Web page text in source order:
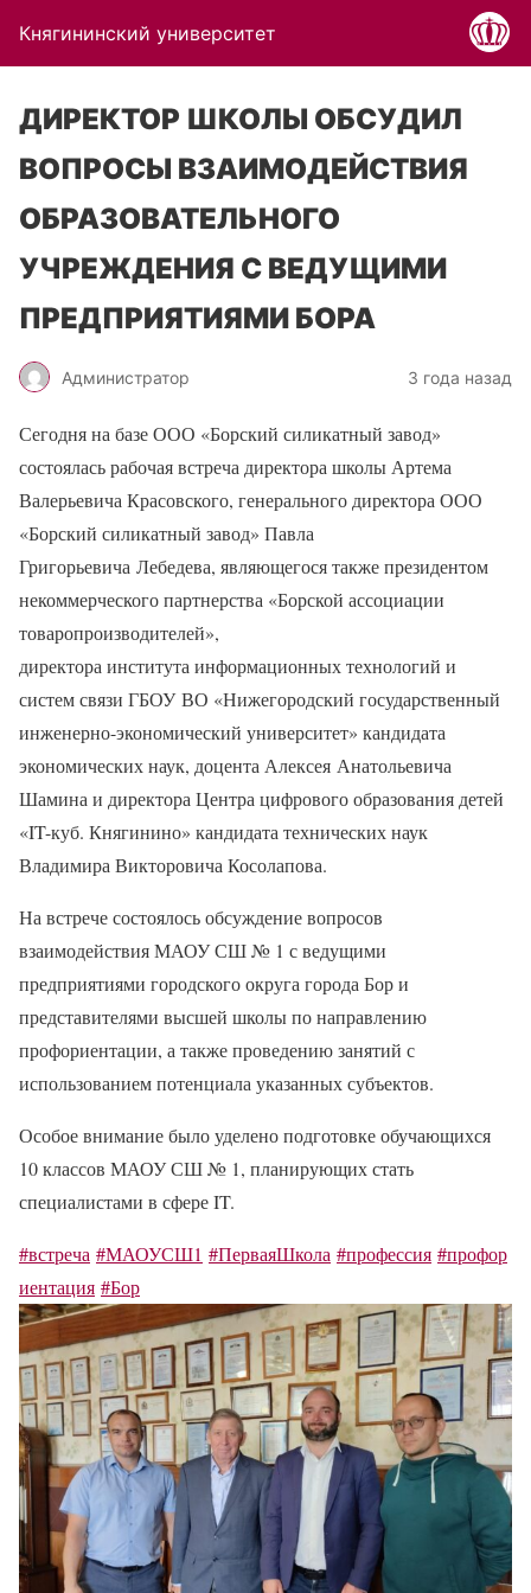
Княгининский университет
ДИРЕКТОР ШКОЛЫ ОБСУДИЛ
ВОПРОСЫ ВЗАИМОДЕЙСТВИЯ
ОБРАЗОВАТЕЛЬНОГО
УЧРЕЖДЕНИЯ С ВЕДУЩИМИ
ПРЕДПРИЯТИЯМИ БОРА
Администратор 3 года назад
Сегодня на базе ООО «Борский силикатный завод»
состоялась рабочая встреча директора школы Артема
Валерьевича Красовского, генерального директора ООО
«Борский силикатный завод» Павла
Григорьевича Лебедева, являющегося также президентом
некоммерческого партнерства «Борской ассоциации
товаропроизводителей»,
директора института информационных технологий и
систем связи ГБОУ ВО «Нижегородский государственный
инженерно-экономический университет» кандидата
экономических наук, доцента Алексея Анатольевича
Шамина и директора Центра цифрового образования детей
«IT-куб. Княгинино» кандидата технических наук
Владимира Викторовича Косолапова.
На встрече состоялось обсуждение вопросов
взаимодействия МАОУ СШ № 1 с ведущими
предприятиями городского округа города Бор и
представителями высшей школы по направлению
профориентации, а также проведению занятий с
использованием потенциала указанных субъектов.
Особое внимание было уделено подготовке обучающихся
10 классов МАОУ СШ № 1, планирующих стать
специалистами в сфере IT.
#встреча #МАОУСШ1 #ПерваяШкола #профессия #профор
иентация #Бор